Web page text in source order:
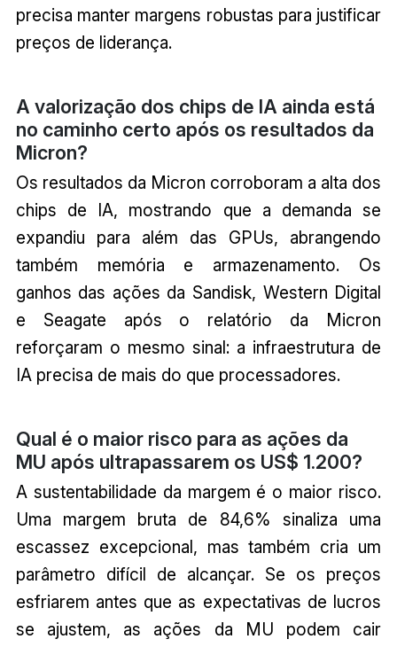
precisa manter margens robustas para justificar
preços de liderança.
A valorização dos chips de IA ainda está
no caminho certo após os resultados da
Micron?
Os resultados da Micron corroboram a alta dos
chips de IA, mostrando que a demanda se
expandiu para além das GPUs, abrangendo
também memória e armazenamento. Os
ganhos das ações da Sandisk, Western Digital
e Seagate após o relatório da Micron
reforçaram o mesmo sinal: a infraestrutura de
IA precisa de mais do que processadores.
Qual é o maior risco para as ações da
MU após ultrapassarem os US$ 1.200?
A sustentabilidade da margem é o maior risco.
Uma margem bruta de 84,6% sinaliza uma
escassez excepcional, mas também cria um
parâmetro difícil de alcançar. Se os preços
esfriarem antes que as expectativas de lucros
se ajustem, as ações da MU podem cair